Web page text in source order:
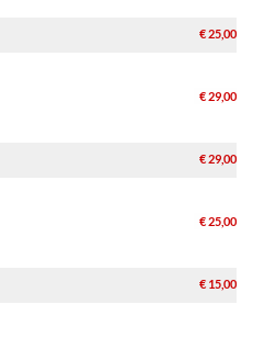
€ 25,00
€ 29,00
€ 29,00
€ 25,00
€ 15,00